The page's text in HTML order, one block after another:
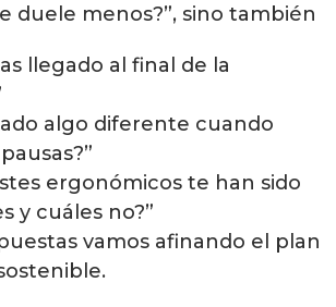
duele menos?”, sino también
llegado al final de la
algo diferente cuando
ergonómicos te han sido
y cuáles no?”
vamos afinando el plan